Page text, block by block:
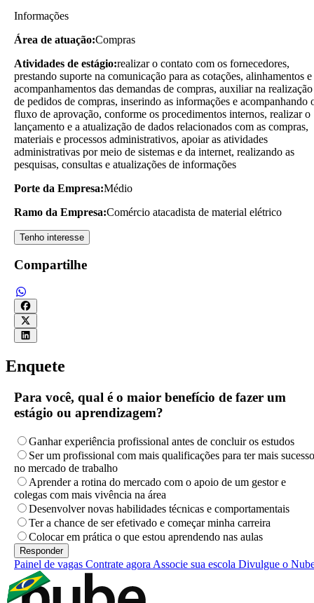
Informações
Área de atuação:Compras
Atividades de estágio:realizar o contato com os fornecedores,
prestando suporte na comunicação para as cotações, alinhamentos e
acompanhamentos das demandas de compras, auxiliar na realização
de pedidos de compras, inserindo as informações e acompanhando
fluxo de aprovação, conforme os procedimentos internos, realizar o
lançamento e a atualização de dados relacionados com as compras,
materiais e processos administrativos, apoiar as atividades
administrativas por meio de sistemas e da internet, realizando as
pesquisas, consultas e atualizações de informações
Porte da Empresa:Médio
Ramo da Empresa:Comércio atacadista de material elétrico
Tenho interesse
Compartilhe
Enquete
Para você, qual é o maior benefício de fazer um
estágio ou aprendizagem?
Ganhar experiência profissional antes de concluir os estudos
Ser um profissional com mais qualificações para ter mais sucesso
no mercado de trabalho
Aprender a rotina do mercado com o apoio de um gestor e
colegas com mais vivência na área
Desenvolver novas habilidades técnicas e comportamentais
Ter a chance de ser efetivado e começar minha carreira
Colocar em prática o que estou aprendendo nas aulas
Painel de vagas Contrate agora Associe sua escola Divulgue o